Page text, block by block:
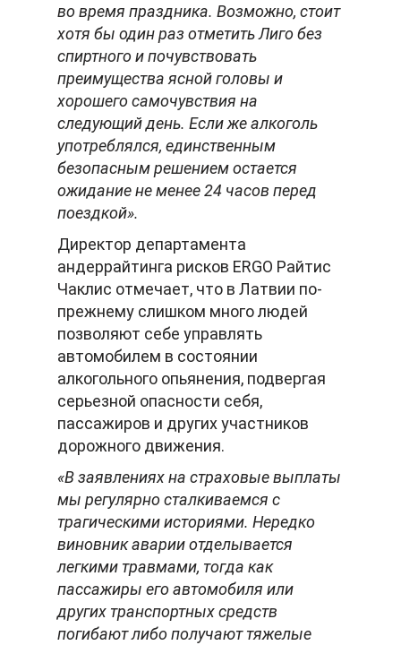
во время праздника. Возможно, стоит
хотя бы один раз отметить Лиго без
спиртного и почувствовать
преимущества ясной головы и
хорошего самочувствия на
следующий день. Если же алкоголь
употреблялся, единственным
безопасным решением остается
ожидание не менее 24 часов перед
поездкой».
Директор департамента
андеррайтинга рисков ERGO Райтис
Чаклис отмечает, что в Латвии по-
прежнему слишком много людей
позволяют себе управлять
автомобилем в состоянии
алкогольного опьянения, подвергая
серьезной опасности себя,
пассажиров и других участников
дорожного движения.
«В заявлениях на страховые выплаты
мы регулярно сталкиваемся с
трагическими историями. Нередко
виновник аварии отделывается
легкими травмами, тогда как
пассажиры его автомобиля или
других транспортных средств
погибают либо получают тяжелые